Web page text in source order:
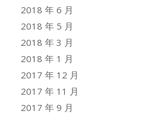
2018 年 6 月
2018 年 5 月
2018 年 3 月
2018 年 1 月
2017 年 12 月
2017 年 11 月
2017 年 9 月